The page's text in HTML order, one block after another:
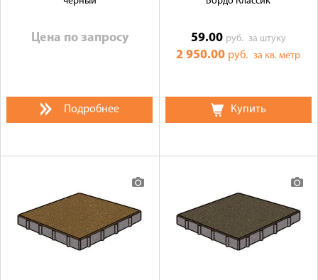
Цена по запросу
Подробнее
59.00 руб. за штуку
2 950.00 руб.за кв. метр
Купить